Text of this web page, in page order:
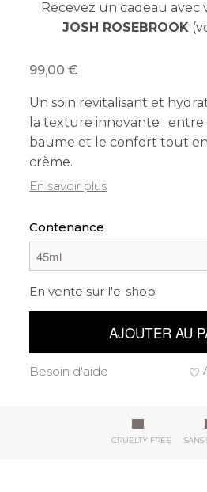
Recevez un cadeau avec
JOSH ROSEBROOK
99,00
Un soin revitalisant et
la texture innovante :
baume et le confort tout
crème.
En savoir plus
Contenance
En vente sur l'e-shop
AJOUTER AU
Besoin d'aide
CRUELTY FREE SANS